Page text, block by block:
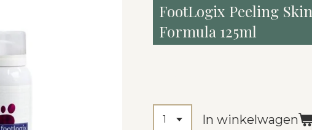
FootLogix Peeling Skin
Formula 125ml
In winkelwagen